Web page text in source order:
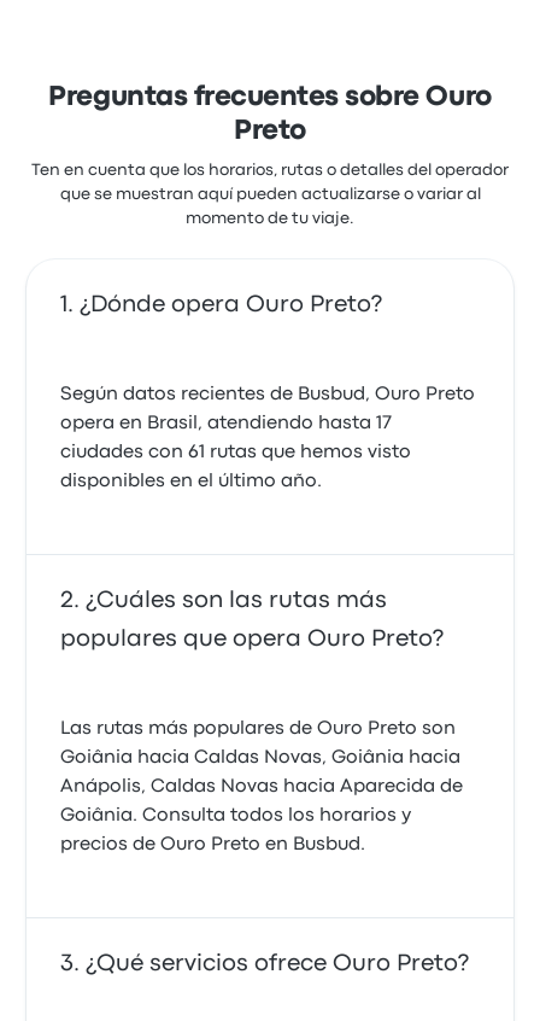
Preguntas frecuentes sobre Ouro
Preto
Ten en cuenta que los horarios, rutas o detalles del operador
que se muestran aquí pueden actualizarse o variar al
momento de tu viaje.
¿Dónde opera Ouro Preto?
Según datos recientes de Busbud, Ouro Preto
opera en Brasil, atendiendo hasta 17
ciudades con 61 rutas que hemos visto
disponibles en el último año.
¿Cuáles son las rutas más
populares que opera Ouro Preto?
Las rutas más populares de Ouro Preto son
Goiânia hacia Caldas Novas, Goiânia hacia
Anápolis, Caldas Novas hacia Aparecida de
Goiânia. Consulta todos los horarios y
precios de Ouro Preto en Busbud.
¿Qué servicios ofrece Ouro Preto?